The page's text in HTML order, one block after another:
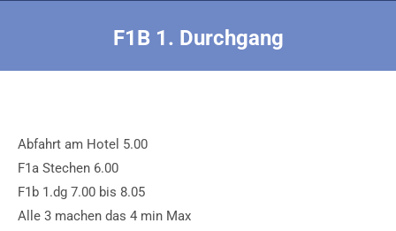
F1B 1. Durchgang
Abfahrt am Hotel 5.00
F1a Stechen 6.00
F1b 1.dg 7.00 bis 8.05
Alle 3 machen das 4 min Max